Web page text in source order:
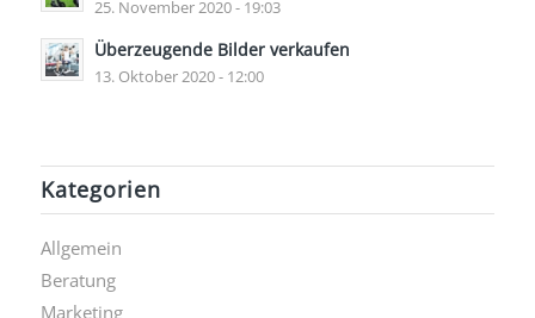
25. November 2020 - 19:03
Überzeugende Bilder verkaufen
13. Oktober 2020 - 12:00
Kategorien
Allgemein
Beratung
Marketing